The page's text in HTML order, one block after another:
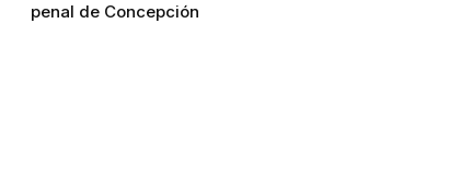
penal de Concepción